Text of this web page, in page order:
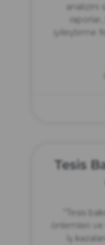
analizini
iyileştirme
Tesis
“Tesis
önlemleri
İş